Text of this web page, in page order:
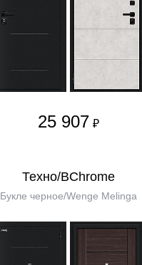
25 907 ₽
Техно/BChrome
Букле черное/Wenge Melinga